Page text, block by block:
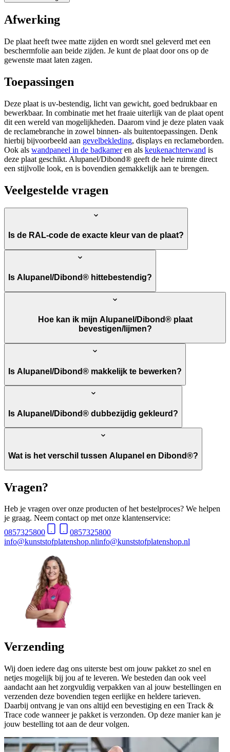
Afwerking
De plaat heeft twee matte zijden en wordt snel geleverd met een
beschermfolie aan beide zijden. Je kunt de plaat door ons op de
gewenste maat laten zagen.
Toepassingen
Deze plaat is uv-bestendig, licht van gewicht, goed bedrukbaar en
bewerkbaar. In combinatie met het fraaie uiterlijk van de plaat opent
dit een wereld van mogelijkheden. Daarom vind je deze platen vaak
de reclamebranche in zowel binnen- als buitentoepassingen. Denk
hierbij bijvoorbeeld aan gevelbekleding, displays en reclameborden.
Ook als wandpaneel in de badkameren als keukenachterwand is
deze plaat geschikt. Alupanel/Dibond® geeft de hele ruimte direct
een stijlvolle look, en is bovendien gemakkelijk aan te brengen.
Veelgestelde vragen
Is de RAL-code de exacte kleur van de plaat?
Is Alupanel/Dibond® hittebestendig?
Hoe kan ik mijn Alupanel/Dibond® plaat
bevestigen/lijmen?
Is Alupanel/Dibond® makkelijk te bewerken?
Is Alupanel/Dibond® dubbezijdig gekleurd?
Wat is het verschil tussen Alupanel en Dibond®?
Vragen?
Heb je vragen over onze producten of het bestelproces? We helpen
je graag. Neem contact op met onze klantenservice:
0857325800
0857325800
info@kunststofplatenshop.nlinfo@kunststofplatenshop.nl
Verzending
Wij doen iedere dag ons uiterste best om jouw pakket zo snel en
netjes mogelijk bij jou af te leveren. We besteden dan ook veel
aandacht aan het zorgvuldig verpakken van al jouw bestellingen en
verzenden deze bovendien tegen eerlijke en heldere tarieven.
Daarbij ontvang je van ons altijd een bevestiging en een Track &
Trace code wanneer je pakket is verzonden. Op deze manier kan je
jouw bestelling tot aan de deur volgen.